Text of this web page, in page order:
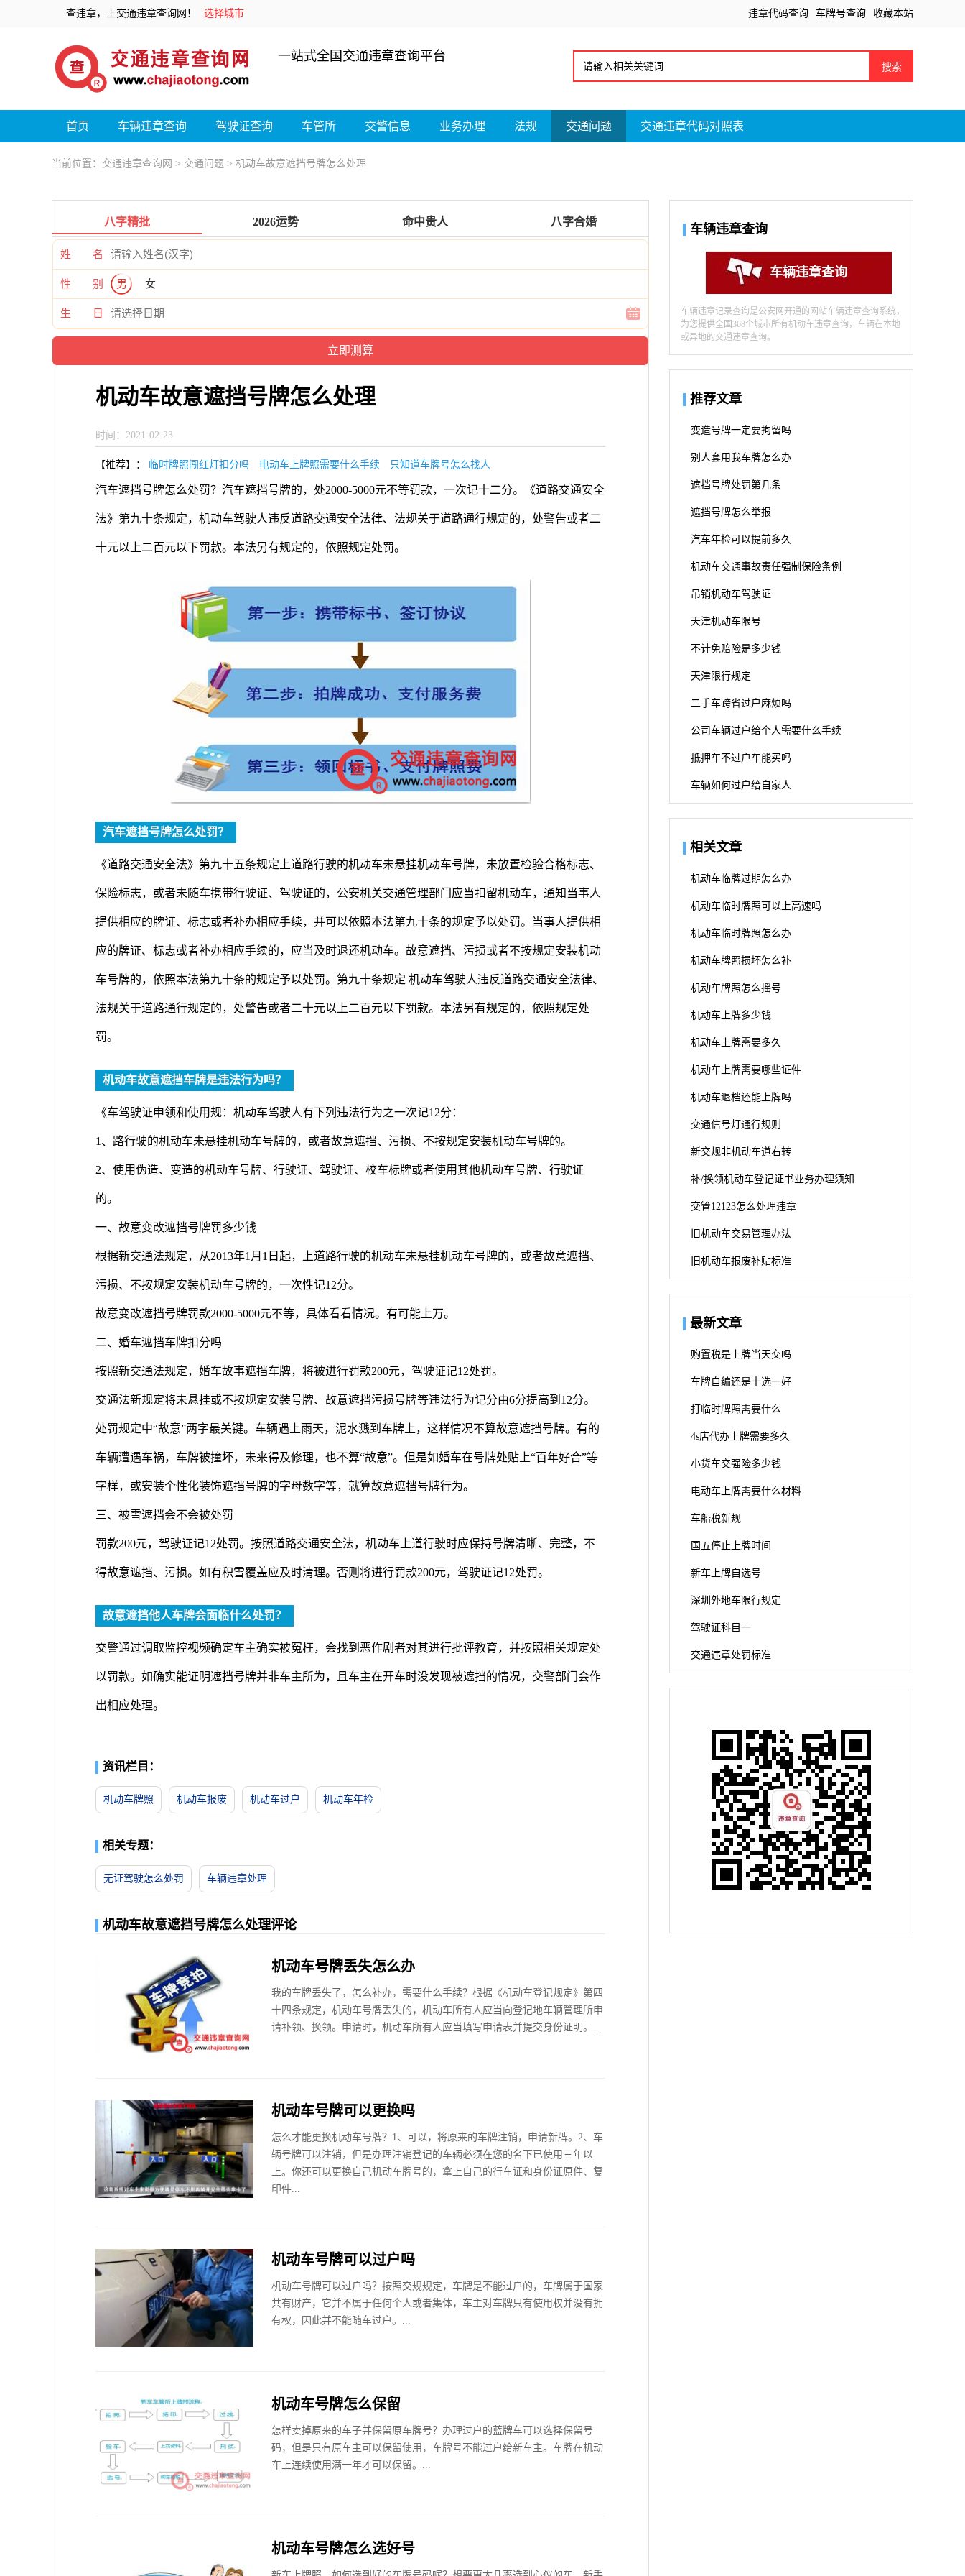
查违章，上交通违章查询网！ 选择城市 违章代码查询 车牌号查询 收藏本站
一站式全国交通违章查询平台
搜索
首页 车辆违章查询 驾驶证查询 车管所 交警信息 业务办理 法规 交通问题 交通违章代码对照表
当前位置： 交通违章查询网 > 交通问题 > 机动车故意遮挡号牌怎么处理
八字精批 2026运势 命中贵人 八字合婚
姓 名
性 别 男 女
生 日
机动车故意遮挡号牌怎么处理
时间：2021-02-23
【推荐】： 临时牌照闯红灯扣分吗 电动车上牌照需要什么手续 只知道车牌号怎么找人
汽车遮挡号牌怎么处罚？汽车遮挡号牌的，处2000-5000元不等罚款，一次记十二分。《道路交通安全
法》第九十条规定，机动车驾驶人违反道路交通安全法律、法规关于道路通行规定的，处警告或者二
十元以上二百元以下罚款。本法另有规定的，依照规定处罚。
汽车遮挡号牌怎么处罚？
《道路交通安全法》第九十五条规定上道路行驶的机动车未悬挂机动车号牌，未放置检验合格标志、
保险标志，或者未随车携带行驶证、驾驶证的，公安机关交通管理部门应当扣留机动车，通知当事人
提供相应的牌证、标志或者补办相应手续，并可以依照本法第九十条的规定予以处罚。当事人提供相
应的牌证、标志或者补办相应手续的，应当及时退还机动车。故意遮挡、污损或者不按规定安装机动
车号牌的，依照本法第九十条的规定予以处罚。第九十条规定 机动车驾驶人违反道路交通安全法律、
法规关于道路通行规定的，处警告或者二十元以上二百元以下罚款。本法另有规定的，依照规定处
罚。
机动车故意遮挡车牌是违法行为吗？
《车驾驶证申领和使用规：机动车驾驶人有下列违法行为之一次记12分：
1、路行驶的机动车未悬挂机动车号牌的，或者故意遮挡、污损、不按规定安装机动车号牌的。
2、使用伪造、变造的机动车号牌、行驶证、驾驶证、校车标牌或者使用其他机动车号牌、行驶证
的。
一、故意变改遮挡号牌罚多少钱
根据新交通法规定，从2013年1月1日起，上道路行驶的机动车未悬挂机动车号牌的，或者故意遮挡、
污损、不按规定安装机动车号牌的，一次性记12分。
故意变改遮挡号牌罚款2000-5000元不等，具体看看情况。有可能上万。
二、婚车遮挡车牌扣分吗
按照新交通法规定，婚车故事遮挡车牌，将被进行罚款200元，驾驶证记12处罚。
交通法新规定将未悬挂或不按规定安装号牌、故意遮挡污损号牌等违法行为记分由6分提高到12分。
处罚规定中“故意”两字最关键。车辆遇上雨天，泥水溅到车牌上，这样情况不算故意遮挡号牌。有的
车辆遭遇车祸，车牌被撞坏，未来得及修理，也不算“故意”。但是如婚车在号牌处贴上“百年好合”等
字样，或安装个性化装饰遮挡号牌的字母数字等，就算故意遮挡号牌行为。
三、被雪遮挡会不会被处罚
罚款200元，驾驶证记12处罚。按照道路交通安全法，机动车上道行驶时应保持号牌清晰、完整，不
得故意遮挡、污损。如有积雪覆盖应及时清理。否则将进行罚款200元，驾驶证记12处罚。
故意遮挡他人车牌会面临什么处罚？
交警通过调取监控视频确定车主确实被冤枉，会找到恶作剧者对其进行批评教育，并按照相关规定处
以罚款。如确实能证明遮挡号牌并非车主所为，且车主在开车时没发现被遮挡的情况，交警部门会作
出相应处理。
资讯栏目：
机动车牌照 机动车报废 机动车过户 机动车年检
相关专题：
无证驾驶怎么处罚 车辆违章处理
机动车故意遮挡号牌怎么处理评论
机动车号牌丢失怎么办
我的车牌丢失了，怎么补办，需要什么手续？根据《机动车登记规定》第四
十四条规定，机动车号牌丢失的，机动车所有人应当向登记地车辆管理所申
请补领、换领。申请时，机动车所有人应当填写申请表并提交身份证明。...
机动车号牌可以更换吗
怎么才能更换机动车号牌？1、可以，将原来的车牌注销，申请新牌。2、车
辆号牌可以注销，但是办理注销登记的车辆必须在您的名下已使用三年以
上。你还可以更换自己机动车牌号的，拿上自己的行车证和身份证原件、复
印件...
机动车号牌可以过户吗
机动车号牌可以过户吗？按照交规规定，车牌是不能过户的，车牌属于国家
共有财产，它并不属于任何个人或者集体，车主对车牌只有使用权并没有拥
有权，因此并不能随车过户。...
机动车号牌怎么保留
怎样卖掉原来的车子并保留原车牌号？办理过户的蓝牌车可以选择保留号
码，但是只有原车主可以保留使用，车牌号不能过户给新车主。车牌在机动
车上连续使用满一年才可以保留。...
机动车号牌怎么选好号
车辆违章查询
车辆违章查询
车辆违章记录查询是公安网开通的网站车辆违章查询系统，
为您提供全国368个城市所有机动车违章查询，车辆在本地
或异地的交通违章查询。
推荐文章
变造号牌一定要拘留吗
别人套用我车牌怎么办
遮挡号牌处罚第几条
遮挡号牌怎么举报
汽车年检可以提前多久
机动车交通事故责任强制保险条例
吊销机动车驾驶证
天津机动车限号
不计免赔险是多少钱
天津限行规定
二手车跨省过户麻烦吗
公司车辆过户给个人需要什么手续
抵押车不过户车能买吗
车辆如何过户给自家人
相关文章
机动车临牌过期怎么办
机动车临时牌照可以上高速吗
机动车临时牌照怎么办
机动车牌照损坏怎么补
机动车牌照怎么摇号
机动车上牌多少钱
机动车上牌需要多久
机动车上牌需要哪些证件
机动车退档还能上牌吗
交通信号灯通行规则
新交规非机动车道右转
补/换领机动车登记证书业务办理须知
交管12123怎么处理违章
旧机动车交易管理办法
旧机动车报废补贴标准
最新文章
购置税是上牌当天交吗
车牌自编还是十选一好
打临时牌照需要什么
4s店代办上牌需要多久
小货车交强险多少钱
电动车上牌需要什么材料
车船税新规
国五停止上牌时间
新车上牌自选号
深圳外地车限行规定
驾驶证科目一
交通违章处罚标准